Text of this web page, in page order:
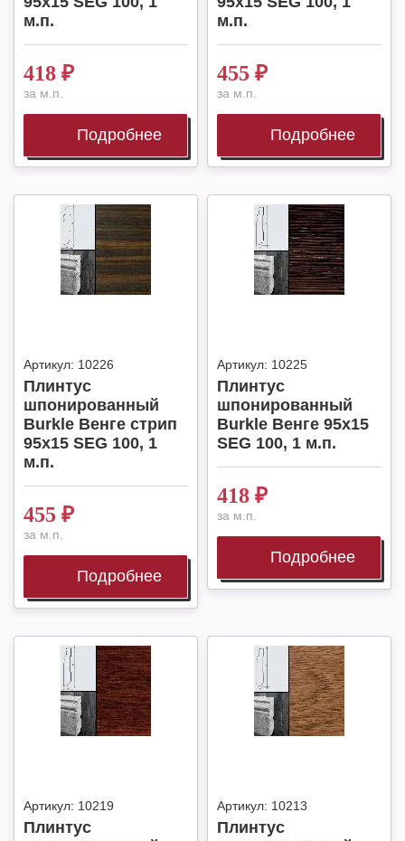
м.п.
418 ₽
за м.п.
Подробнее
м.п.
455 ₽
за м.п.
Подробнее
Артикул: 10226
Плинтус
шпонированный
Burkle Венге стрип
95х15 SEG 100, 1
м.п.
455 ₽
за м.п.
Подробнее
Артикул: 10225
Плинтус
шпонированный
Burkle Венге 95х15
SEG 100, 1 м.п.
418 ₽
за м.п.
Подробнее
Артикул: 10219
Плинтус
Артикул: 10213
Плинтус